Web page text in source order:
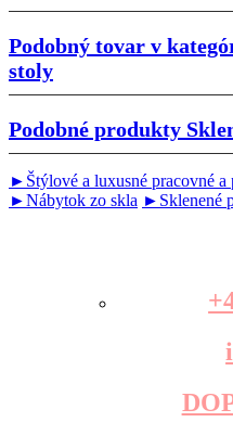
Podobný tovar v
stoly
Podobné produkty
►Štýlové a luxusné pracovné a
►Nábytok zo skla ►Sklenené